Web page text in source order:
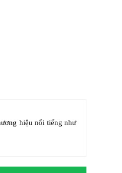
hiệu nổi tiếng như